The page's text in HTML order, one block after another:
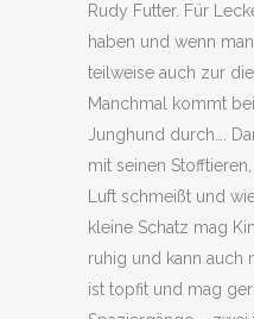
Rudy Futter. Für
haben und wenn
teilweise auch zur
Manchmal kommt
Junghund durch….
mit seinen
Luft schmeißt und
kleine Schatz mag
ruhig und kann auch
ist topfit und mag